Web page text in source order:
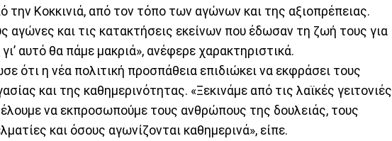
την Κοκκινιά, από τον τόπο των αγώνων και της αξιοπρέπειας.
αγώνες και τις κατακτήσεις εκείνων που έδωσαν τη ζωή τους για
αυτό θα πάμε μακριά», ανέφερε χαρακτηριστικά.
ότι η νέα πολιτική προσπάθεια επιδιώκει να εκφράσει τους
και της καθημερινότητας. «Ξεκινάμε από τις λαϊκές γειτονιές
να εκπροσωπούμε τους ανθρώπους της δουλειάς, τους
και όσους αγωνίζονται καθημερινά», είπε.